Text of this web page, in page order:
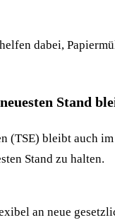
dabei,
Stand
bleibt auch
Stand zu halten.
an neue